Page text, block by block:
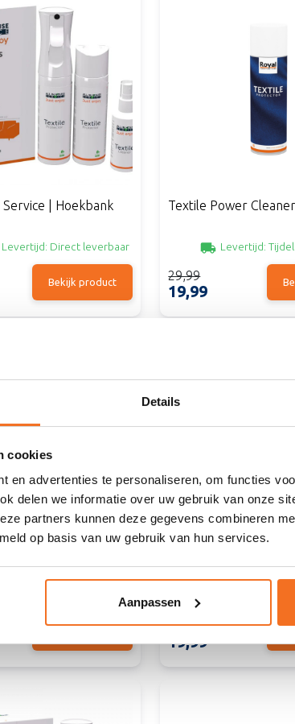
Details
cookies
en advertenties te personaliseren, om functies
delen we informatie over uw gebruik van onze
partners kunnen deze gegevens combineren
op basis van uw gebruik van hun services.
Aanpassen
Service | Hoekbank
Levertijd: Direct leverbaar
Bekijk product
Textile Power Cleaner
Levertijd:
19,99
29,99
Direct leverbaar
19,99
29,99